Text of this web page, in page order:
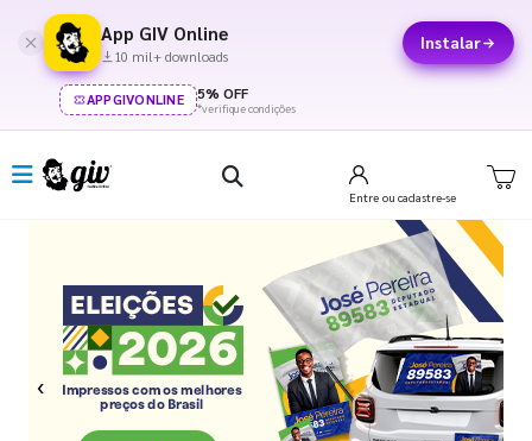
App GIV Online
10 mil+ downloads
Instalar
APPGIVONLINE 5% OFF
*verifique condições
Entre ou cadastre-se
Previous Next